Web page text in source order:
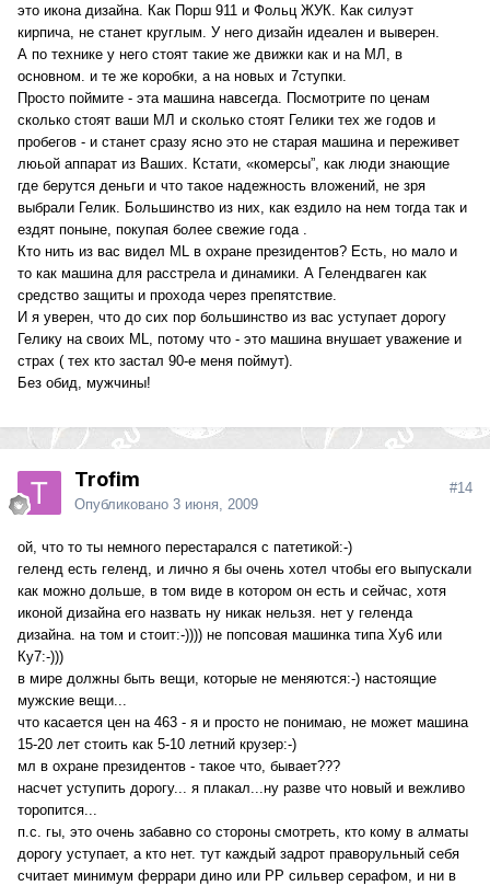
это икона дизайна. Как Порш 911 и Фольц ЖУК. Как силуэт
кирпича, не станет круглым. У него дизайн идеален и выверен.
А по технике у него стоят такие же движки как и на МЛ, в
основном. и те же коробки, а на новых и 7ступки.
Просто поймите - эта машина навсегда. Посмотрите по ценам
сколько стоят ваши МЛ и сколько стоят Гелики тех же годов и
пробегов - и станет сразу ясно это не старая машина и переживет
люьой аппарат из Ваших. Кстати, «комерсы”, как люди знающие
где берутся деньги и что такое надежность вложений, не зря
выбрали Гелик. Большинство из них, как ездило на нем тогда так и
ездят поныне, покупая более свежие года .
Кто нить из вас видел ML в охране президентов? Есть, но мало и
то как машина для расстрела и динамики. А Гелендваген как
средство защиты и прохода через препятствие.
И я уверен, что до сих пор большинство из вас уступает дорогу
Гелику на своих ML, потому что - это машина внушает уважение и
страх ( тех кто застал 90-е меня поймут).
Без обид, мужчины!
Trofim
Опубликовано 3 июня, 2009
#14
ой, что то ты немного перестарался с патетикой:-)
геленд есть геленд, и лично я бы очень хотел чтобы его выпускали
как можно дольше, в том виде в котором он есть и сейчас, хотя
иконой дизайна его назвать ну никак нельзя. нет у геленда
дизайна. на том и стоит:-)))) не попсовая машинка типа Ху6 или
Ку7:-)))
в мире должны быть вещи, которые не меняются:-) настоящие
мужские вещи...
что касается цен на 463 - я и просто не понимаю, не может машина
15-20 лет стоить как 5-10 летний крузер:-)
мл в охране президентов - такое что, бывает???
насчет уступить дорогу... я плакал...ну разве что новый и вежливо
торопится...
п.с. гы, это очень забавно со стороны смотреть, кто кому в алматы
дорогу уступает, а кто нет. тут каждый задрот праворульный себя
считает минимум феррари дино или РР сильвер серафом, и ни в